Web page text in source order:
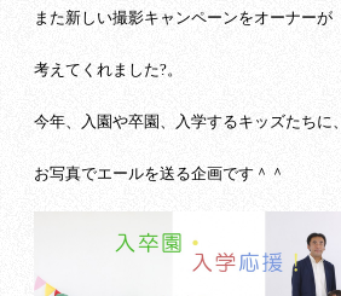
また新しい撮影キャンペーンをオーナーが
考えてくれました?。
今年、入園や卒園、入学するキッズたちに、
お写真でエールを送る企画です＾＾